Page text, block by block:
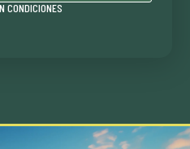
CONDICIONES